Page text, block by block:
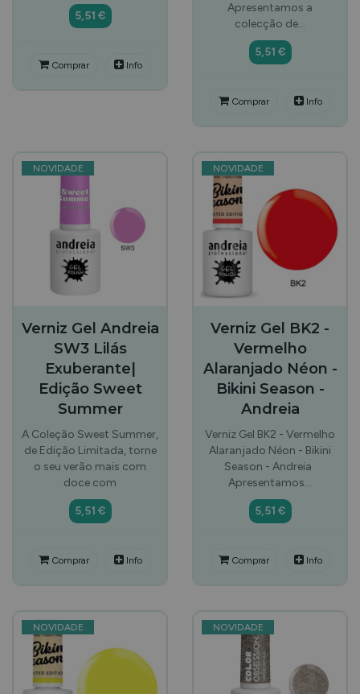
5,51 €
Comprar Info
Apresentamos a
colecção de…
5,51 €
Comprar Info
NOVIDADE
Verniz Gel Andreia
SW3 Lilás
Exuberante|
Edição Sweet
Summer
A Coleção Sweet Summer,
de Edição Limitada, torne
o seu verão mais com
doce com
5,51 €
Comprar Info
NOVIDADE
Verniz Gel BK2 -
Vermelho
Alaranjado Néon -
Bikini Season -
Andreia
Verniz Gel BK2 - Vermelho
Alaranjado Néon - Bikini
Season - Andreia
Apresentamos…
5,51 €
Comprar Info
NOVIDADE NOVIDADE